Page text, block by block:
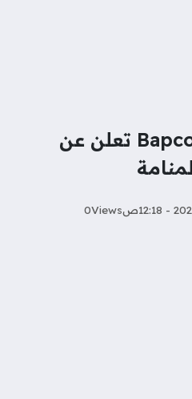
شركة Bapco Energies تعلن عن
Views
0